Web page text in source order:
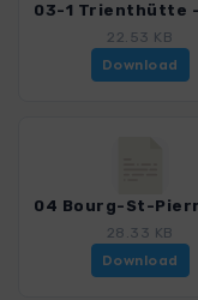
22.53 KB
Download
28.33 KB
Download